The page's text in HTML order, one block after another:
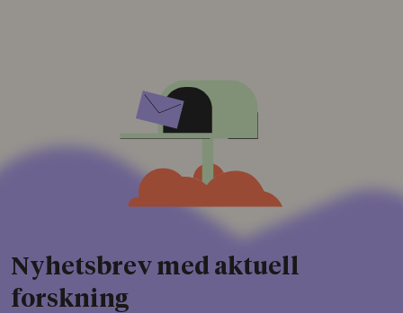
Nyhetsbrev med aktuell
forskning